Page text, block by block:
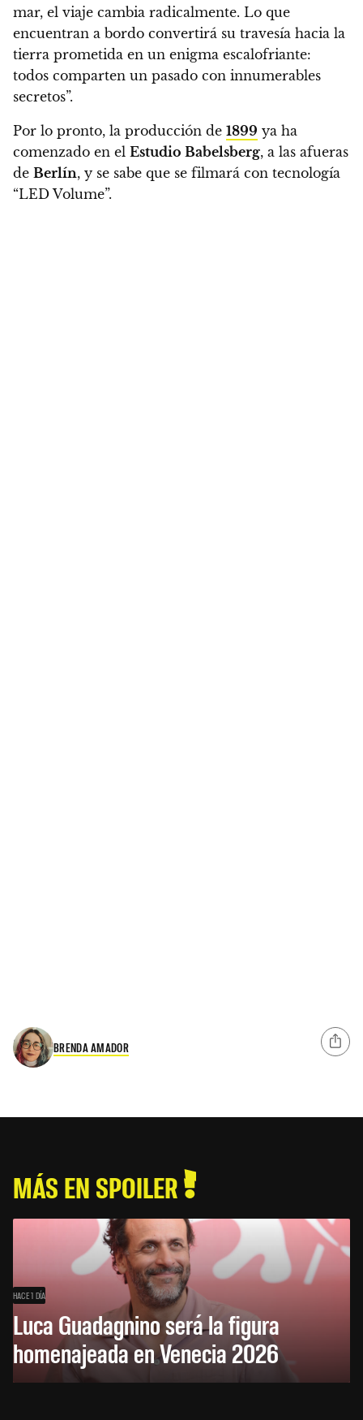
mar, el viaje cambia radicalmente. Lo que
encuentran a bordo convertirá su travesía hacia la
tierra prometida en un enigma escalofriante:
todos comparten un pasado con innumerables
secretos”.
Por lo pronto, la producción de 1899 ya ha
comenzado en el Estudio Babelsberg, a las afueras
de Berlín, y se sabe que se filmará con tecnología
“LED Volume”.
BRENDA AMADOR
MÁS EN SPOILER
HACE 1 DÍA
Luca Guadagnino será la figura
homenajeada en Venecia 2026